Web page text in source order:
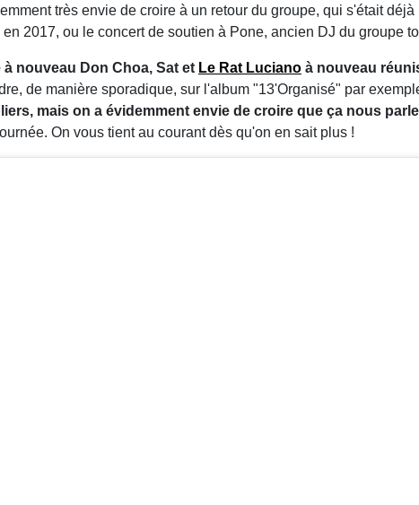
très envie de croire à un retour du groupe, qui s'était
2017, ou le concert de soutien à Pone, ancien DJ du groupe
nouveau Don Choa, Sat et Le Rat Luciano à nouveau
de manière sporadique, sur l'album "13'Organisé" par
mais on a évidemment envie de croire que ça nous
On vous tient au courant dès qu'on en sait plus !